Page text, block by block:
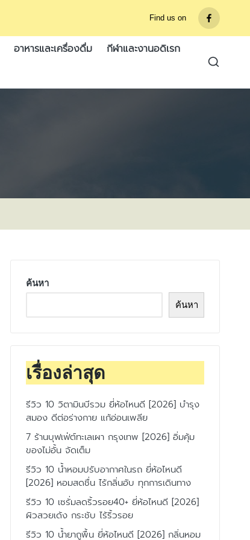
Find us on
รายการ
เมนู
อาหารและเครื่องดื่ม
กีฬาและงานอดิเรก
ค้นหา
ค้นหา
เรื่องล่าสุด
รีวิว 10 วิตามินบีรวม ยี่ห้อไหนดี [2026] บำรุง
สมอง ดีต่อร่างกาย แก้อ่อนเพลีย
7 ร้านบุฟเฟ่ต์ทะเลเผา กรุงเทพ [2026] อิ่มคุ้ม
ของไม่อั้น จัดเต็ม
รีวิว 10 น้ำหอมปรับอากาศในรถ ยี่ห้อไหนดี
[2026] หอมสดชื่น ไร้กลิ่นอับ ทุกการเดินทาง
รีวิว 10 เซรั่มลดริ้วรอย40+ ยี่ห้อไหนดี [2026]
ผิวสวยเด้ง กระชับ ไร้ริ้วรอย
รีวิว 10 น้ำยาถูพื้น ยี่ห้อไหนดี [2026] กลิ่นหอม